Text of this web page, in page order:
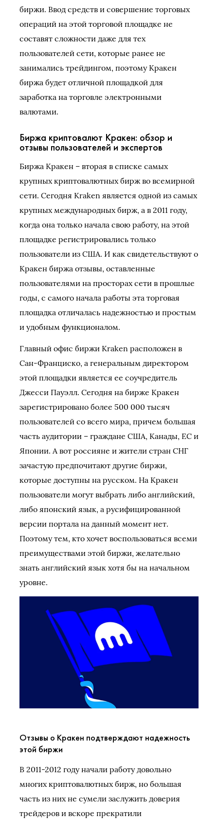
биржи. Ввод средств и совершение торговых
операций на этой торговой площадке не
составят сложности даже для тех
пользователей сети, которые ранее не
занимались трейдингом, поэтому Кракен
биржа будет отличной площадкой для
заработка на торговле электронными
валютами.
Биржа криптовалют Кракен: обзор и
отзывы пользователей и экспертов
Биржа Кракен – вторая в списке самых
крупных криптовалютных бирж во всемирной
сети. Сегодня Kraken является одной из самых
крупных международных бирж, а в 2011 году,
когда она только начала свою работу, на этой
площадке регистрировались только
пользователи из США. И как свидетельствуют о
Кракен биржа отзывы, оставленные
пользователями на просторах сети в прошлые
годы, с самого начала работы эта торговая
площадка отличалась надежностью и простым
и удобным функционалом.
Главный офис биржи Kraken расположен в
Сан-Франциско, а генеральным директором
этой площадки является ее соучредитель
Джесси Пауэлл. Сегодня на бирже Кракен
зарегистрировано более 500 000 тысяч
пользователей со всего мира, причем большая
часть аудитории – граждане США, Канады, ЕС и
Японии. А вот россияне и жители стран СНГ
зачастую предпочитают другие биржи,
которые доступны на русском. На Кракен
пользователи могут выбрать либо английский,
либо японский язык, а русифицированной
версии портала на данный момент нет.
Поэтому тем, кто хочет воспользоваться всеми
преимуществами этой биржи, желательно
знать английский язык хотя бы на начальном
уровне.
Отзывы о Кракен подтверждают надежность
этой биржи
В 2011-2012 году начали работу довольно
многих криптовалютных бирж, но большая
часть из них не сумели заслужить доверия
трейдеров и вскоре прекратили